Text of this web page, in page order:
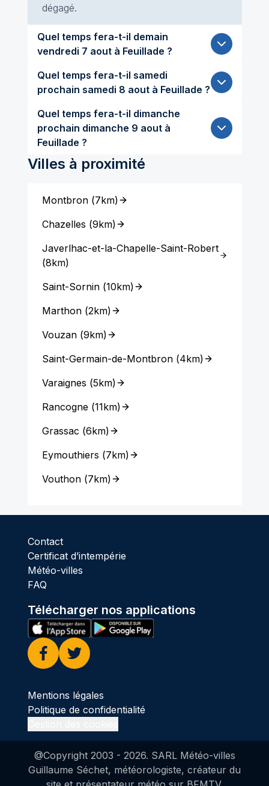
dégagé.
Quel temps fera-t-il demain
vendredi 7 aout à Feuillade ?
Quel temps fera-t-il samedi
prochain samedi 8 aout à Feuillade ?
Quel temps fera-t-il dimanche
prochain dimanche 9 aout à
Feuillade ?
Villes à proximité
Montbron(7km)
Chazelles (9km)
Javerlhac-et-la-Chapelle-Saint-Robert
(8km)
Saint-Sornin(10km)
Marthon(2km)
Vouzan(9km)
Saint-Germain-de-Montbron(4km)
Varaignes (5km)
Rancogne(11km)
Grassac (6km)
Eymouthiers (7km)
Vouthon(7km)
Contact
Certificat d’intempérie
Météo-villes
FAQ
Télécharger nos applications
Facebook
Twitter
Mentions légales
Politique de confidentialité
@Copyright 2003 - 2026. SARL Météo-villes
Guillaume Séchet, météorologiste, créateur du